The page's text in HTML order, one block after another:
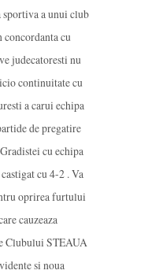
a unui club
concordanta cu
judecatoresti nu
continuitate cu
a carui echipa
de pregatire
cu echipa
cu 4-2 . Va
oprirea furtului
cauzeaza
Clubului STEAUA
si noua